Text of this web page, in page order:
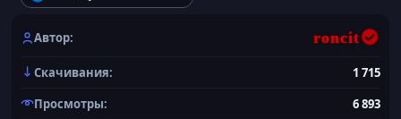
е
к
и
и
Автор roncit
Скачивания
1 715
Просмотры
6 893